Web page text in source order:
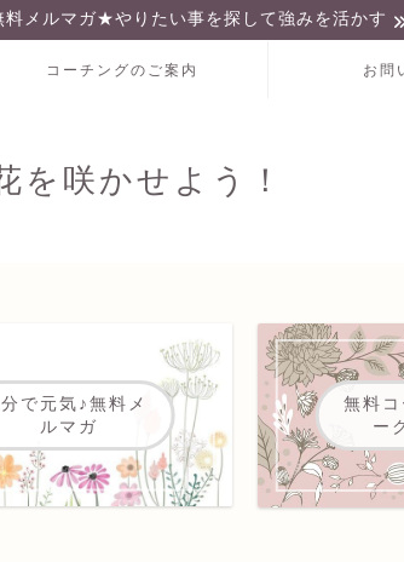
メルマガ★やりたい事を探して強みを活かす
コーチングのご案内 お問
を咲かせよう！
で元気♪無料メ
ルマガ
無料
ー